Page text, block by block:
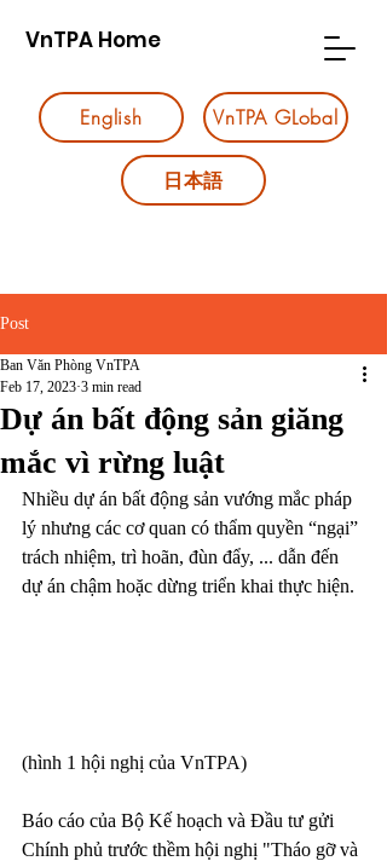
VnTPA Home
English VnTPA GLobal
日本語
Post
Dự án bất động sản giăng
mắc vì rừng luật
Ban Văn Phòng VnTPA
Feb 17, 2023 3 min read
Nhiều dự án bất động sản vướng mắc pháp
lý nhưng các cơ quan có thẩm quyền “ngại”
trách nhiệm, trì hoãn, đùn đẩy, ... dẫn đến
dự án chậm hoặc dừng triển khai thực hiện.
(hình 1 hội nghị của VnTPA)
Báo cáo của Bộ Kế hoạch và Đầu tư gửi
Chính phủ trước thềm hội nghị "Tháo gỡ và